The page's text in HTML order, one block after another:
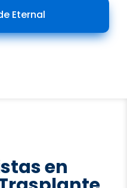
Eternal
en